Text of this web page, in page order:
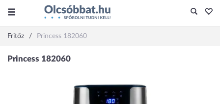
Fritőz Princess 182060